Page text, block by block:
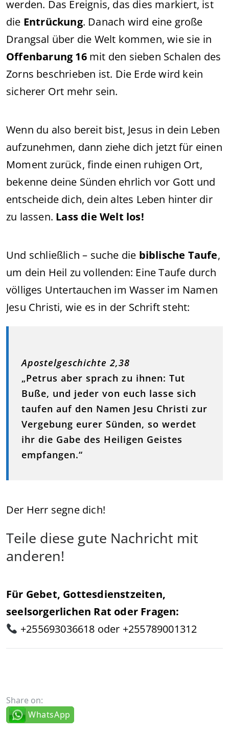
werden. Das Ereignis, das dies markiert, ist
die Entrückung. Danach wird eine große
Drangsal über die Welt kommen, wie sie in
Offenbarung 16mit den sieben Schalen des
Zorns beschrieben ist. Die Erde wird kein
sicherer Ort mehr sein.
Wenn du also bereit bist, Jesus in dein Leben
aufzunehmen, dann ziehe dich jetzt für einen
Moment zurück, finde einen ruhigen Ort,
bekenne deine Sünden ehrlich vor Gott und
entscheide dich, dein altes Leben hinter dir
zu lassen. Lass die Welt los!
Und schließlich – suche die biblische Taufe,
um dein Heil zu vollenden: Eine Taufe durch
völliges Untertauchen im Wasser im Namen
Jesu Christi, wie es in der Schrift steht:
Apostelgeschichte 2,38
„Petrus aber sprach zu ihnen: Tut
Buße, und jeder von euch lasse sich
taufen auf den Namen Jesu Christi zur
Vergebung eurer Sünden, so werdet
ihr die Gabe des Heiligen Geistes
empfangen.“
Der Herr segne dich!
Teile diese gute Nachricht mit
anderen!
Für Gebet, Gottesdienstzeiten,
seelsorgerlichen Rat oder Fragen:
+255693036618 oder +255789001312
Share on:
WhatsApp